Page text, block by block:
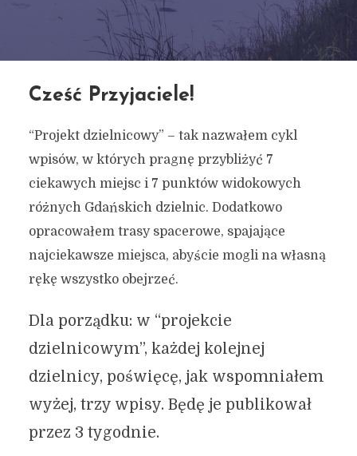
Cześć Przyjaciele!
“Projekt dzielnicowy” – tak nazwałem cykl
wpisów, w których pragnę przybliżyć 7
ciekawych miejsc i 7 punktów widokowych
różnych Gdańskich dzielnic. Dodatkowo
opracowałem trasy spacerowe, spajające
najciekawsze miejsca, abyście mogli na własną
rękę wszystko obejrzeć.
Dla porządku: w “projekcie
dzielnicowym”, każdej kolejnej
dzielnicy, poświęcę, jak wspomniałem
wyżej, trzy wpisy. Będę je publikował
przez 3 tygodnie.